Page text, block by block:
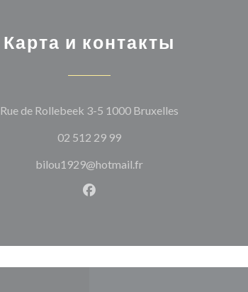
Карта и контакты
Rue de Rollebeek 3-5 1000 Bruxelles
02 512 29 99
bilou1929@hotmail.fr
Facebook ((открывается в